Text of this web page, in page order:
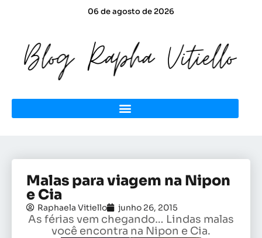
06 de agosto de 2026
Malas para viagem na Nipon
e Cia
Raphaela Vitiello junho 26, 2015
As férias vem chegando… Lindas malas
você encontra na Nipon e Cia.